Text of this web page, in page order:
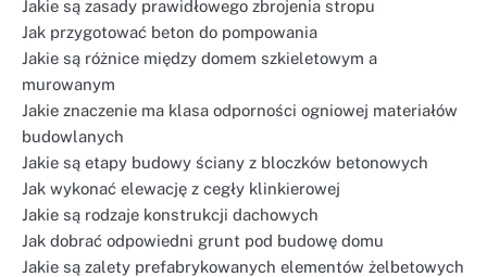
Jakie są zasady prawidłowego zbrojenia stropu
Jak przygotować beton do pompowania
Jakie są różnice między domem szkieletowym a
murowanym
Jakie znaczenie ma klasa odporności ogniowej materiałów
budowlanych
Jakie są etapy budowy ściany z bloczków betonowych
Jak wykonać elewację z cegły klinkierowej
Jakie są rodzaje konstrukcji dachowych
Jak dobrać odpowiedni grunt pod budowę domu
Jakie są zalety prefabrykowanych elementów żelbetowych